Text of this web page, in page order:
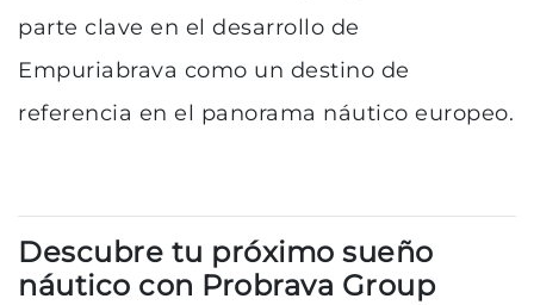
parte clave en el desarrollo de
Empuriabrava como un destino de
referencia en el panorama náutico europeo.
Descubre tu próximo sueño
náutico con Probrava Group